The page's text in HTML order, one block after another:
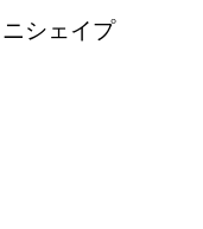
シェイプ